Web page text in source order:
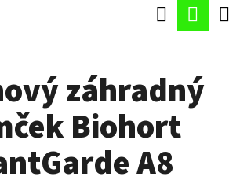
Hľadať
záhradný
Biohort
A8